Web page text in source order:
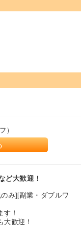
）
ど大歓迎！
み][副業・ダブルワ
！
歓迎！